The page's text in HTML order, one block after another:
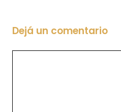
Dejá un comentario